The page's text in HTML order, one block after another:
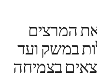
המרצים
במשק ועד
בצמיחה